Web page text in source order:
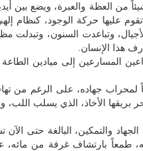
من العظة والعبرة، ويضع بين
عليها حركة الوجود، كنظام
وتباعدت السنون، وتبدلت
هذا الإنسان.
المسارعين إلى ميادين الطاعة
جهاده، على الرغم من
الأخاذ، الذي يسلب اللب،
والتمكين، البالغة حتى الآن
طمعاً بارتشاف غرفة من مائه،